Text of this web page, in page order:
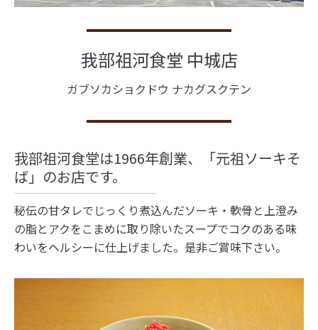
我部祖河食堂 中城店
ガブソカショクドウ ナカグスクテン
我部祖河食堂は1966年創業、「元祖ソーキそ
ば」のお店です。
秘伝の甘タレでじっくり煮込んだソーキ・軟骨と上澄み
の脂とアクをこまめに取り除いたスープでコクのある味
わいをヘルシーに仕上げました。是非ご賞味下さい。